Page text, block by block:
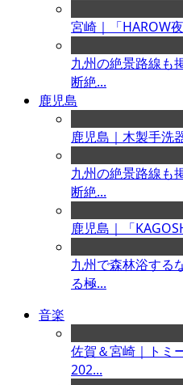
宮崎｜「HAROW
九州の絶景路線も
断絶...
鹿児島
鹿児島｜木製手洗
九州の絶景路線も
断絶...
鹿児島｜「
九州で森林浴する
る極...
音楽
佐賀＆宮崎｜トミ
202...